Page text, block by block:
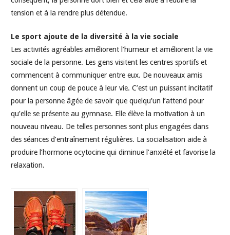
tension et à la rendre plus détendue.
Le sport ajoute de la diversité à la vie sociale
Les activités agréables améliorent l’humeur et améliorent la vie
sociale de la personne. Les gens visitent les centres sportifs et
commencent à communiquer entre eux. De nouveaux amis
donnent un coup de pouce à leur vie. C’est un puissant incitatif
pour la personne âgée de savoir que quelqu’un l’attend pour
qu’elle se présente au gymnase. Elle élève la motivation à un
nouveau niveau. De telles personnes sont plus engagées dans
des séances d’entraînement régulières. La socialisation aide à
produire l’hormone ocytocine qui diminue l’anxiété et favorise la
relaxation.